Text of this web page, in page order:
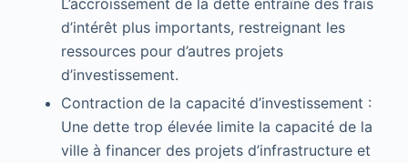
L’accroissement de la dette entraîne des frais
d’intérêt plus importants, restreignant les
ressources pour d’autres projets
d’investissement.
Contraction de la capacité d’investissement :
Une dette trop élevée limite la capacité de la
ville à financer des projets d’infrastructure et